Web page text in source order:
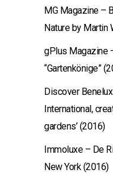
MG Magazine –
Nature by Martin
gPlus Magazine
“Gartenkönige”
Discover
International,
gardens’ (2016)
Immoluxe – De
New York (2016)